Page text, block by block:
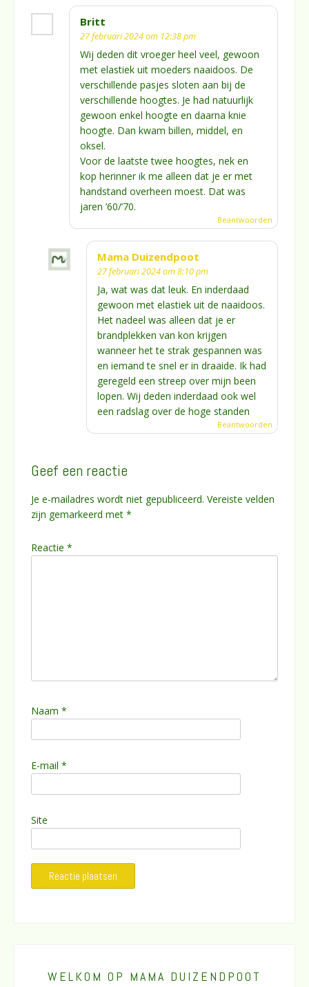
Britt
27 februari 2024 om 12:38 pm
Wij deden dit vroeger heel veel, gewoon
met elastiek uit moeders naaidoos. De
verschillende pasjes sloten aan bij de
verschillende hoogtes. Je had natuurlijk
gewoon enkel hoogte en daarna knie
hoogte. Dan kwam billen, middel, en
oksel.
Voor de laatste twee hoogtes, nek en
kop herinner ik me alleen dat je er met
handstand overheen moest. Dat was
jaren ’60/’70.
Beantwoorden
Mama Duizendpoot
27 februari 2024 om 8:10 pm
Ja, wat was dat leuk. En inderdaad
gewoon met elastiek uit de naaidoos.
Het nadeel was alleen dat je er
brandplekken van kon krijgen
wanneer het te strak gespannen was
en iemand te snel er in draaide. Ik had
geregeld een streep over mijn been
lopen. Wij deden inderdaad ook wel
een radslag over de hoge standen
Beantwoorden
Geef een reactie
Je e-mailadres wordt niet gepubliceerd. Vereiste velden
zijn gemarkeerd met *
Reactie *
Naam *
E-mail *
Site
WELKOM OP MAMA DUIZENDPOOT